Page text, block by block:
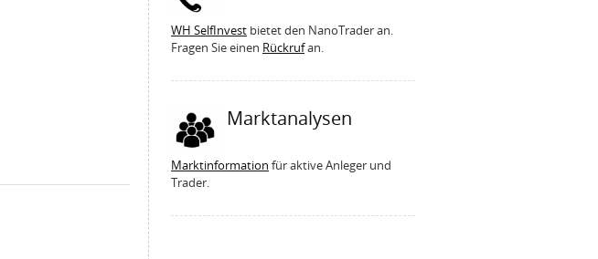
WH SelfInvest bietet den NanoTrader an.
Fragen Sie einen Rückrufan.
Marktanalysen
Marktinformation für aktive Anleger und
Trader.